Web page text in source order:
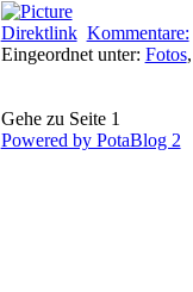
Direktlink Kommentare:
Eingeordnet unter: Fotos,
Gehe zu Seite 1
Powered by PotaBlog 2